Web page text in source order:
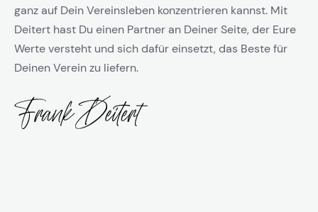
ganz auf Dein Vereinsleben konzentrieren kannst. Mit
Deitert hast Du einen Partner an Deiner Seite, der Eure
Werte versteht und sich dafür einsetzt, das Beste für
Deinen Verein zu liefern.